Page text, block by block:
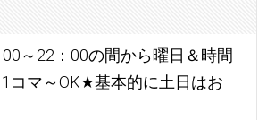
～22：00の間から曜日＆時間
コマ～OK★基本的に土日はお